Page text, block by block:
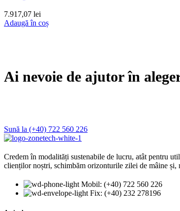
7.917,07 lei
Adaugă în coș
Ai nevoie de ajutor în
Sună la (+40) 722 560 226
Credem în modalități sustenabile de lucru, atât pentru
clienților noștri, schimbăm orizonturile zilei de mâine și,
Mobil: (+40) 722 560 226
Fix: (+40) 232 278196